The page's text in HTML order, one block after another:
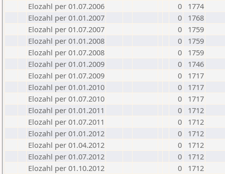
Elozahl per 01.07.2006
0
1774
Elozahl per 01.01.2007
0
1768
Elozahl per 01.07.2007
0
1759
Elozahl per 01.01.2008
0
1759
Elozahl per 01.07.2008
0
1759
Elozahl per 01.01.2009
0
1746
Elozahl per 01.07.2009
0
1717
Elozahl per 01.01.2010
0
1717
Elozahl per 01.07.2010
0
1717
Elozahl per 01.01.2011
0
1712
Elozahl per 01.07.2011
0
1712
Elozahl per 01.01.2012
0
1712
Elozahl per 01.04.2012
0
1712
Elozahl per 01.07.2012
0
1712
Elozahl per 01.10.2012
0
1712